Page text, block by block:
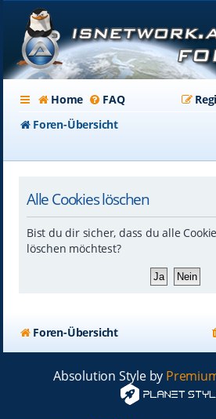
Home FAQ
Foren-Übersicht
Alle Cookies löschen
Bist du dir sicher, dass du alle
löschen möchtest?
Foren-Übersicht
Absolution Style by